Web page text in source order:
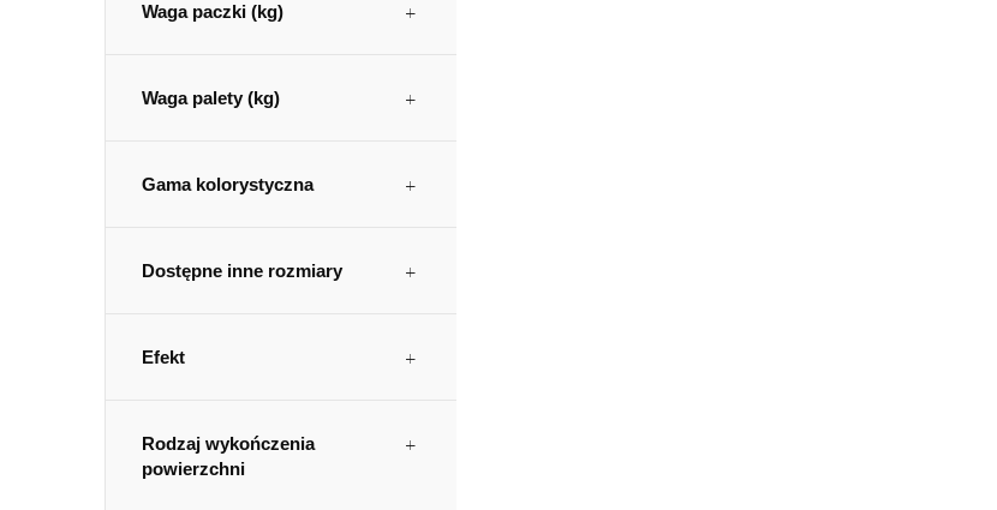
Waga paczki (kg)
Waga palety (kg)
Gama kolorystyczna
Dostępne inne rozmiary
Efekt
Rodzaj wykończenia
powierzchni